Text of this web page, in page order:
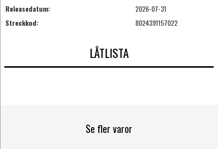
Releasedatum:
2026-07-31
Streckkod:
8024391157022
LÅTLISTA
Se fler varor